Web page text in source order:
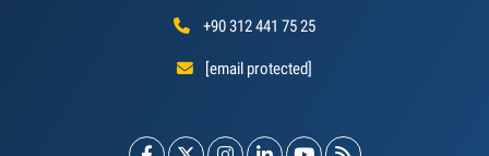
+90 312 441 75 25
[email protected]